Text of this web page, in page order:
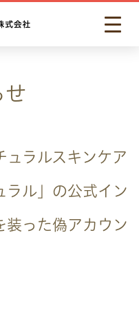
せ
ュラルスキンケア
ラル」の公式イン
装った偽アカウン